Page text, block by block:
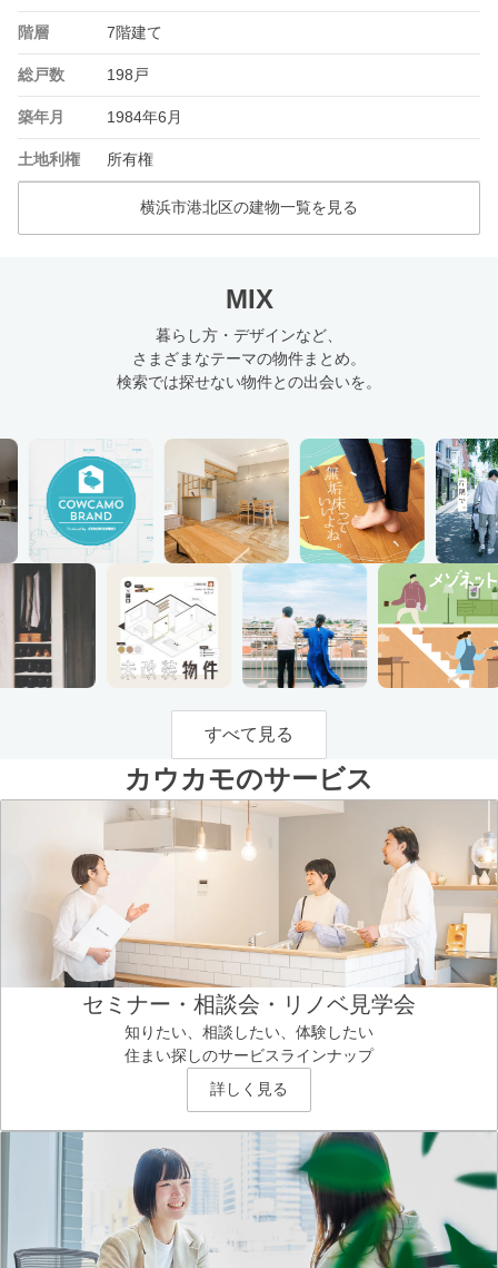
階層 7階建て
総戸数 198戸
築年月 1984年6月
土地利権 所有権
横浜市港北区の建物一覧を見る
MIX
暮らし方・デザインなど、
さまざまなテーマの物件まとめ。
検索では探せない物件との出会いを。
すべて見る
カウカモのサービス
セミナー・相談会・リノベ見学会
知りたい、相談したい、体験したい
住まい探しのサービスラインナップ
詳しく見る